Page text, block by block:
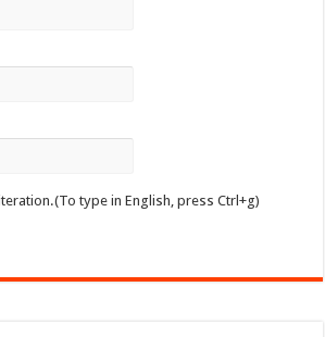
type in English, press Ctrl+g)